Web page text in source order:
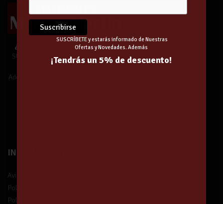
¿Te unes a Nuestra Comunidad?
SUSCRÍBETE y estarás informado de
Nuestras Ofertas y Novedades.
Además,
INFORMACIÓN
Aviso legal
Política de privacidad
Política de protección de datos
SUSCRÍBETE y estarás informado de Nuestras
Ofertas y Novedades. Además
¡Tendrás un 5% de descuento!